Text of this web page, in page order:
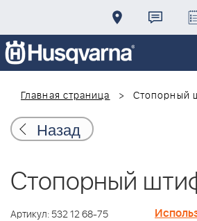
Главная страница
Стопорный
Назад
Стопорный
Артикул: 532 12 68-75